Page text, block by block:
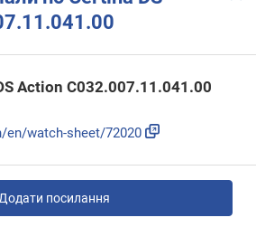
Action C032.007.11.041.00
en/watch-sheet/72020
посилання